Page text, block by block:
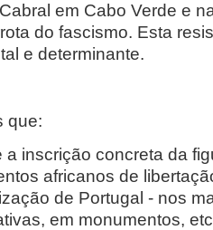
em Cabo Verde e
do fascismo. Esta
e determinante.
que:
inscrição concreta da
africanos de
de Portugal - nos
em monumentos,